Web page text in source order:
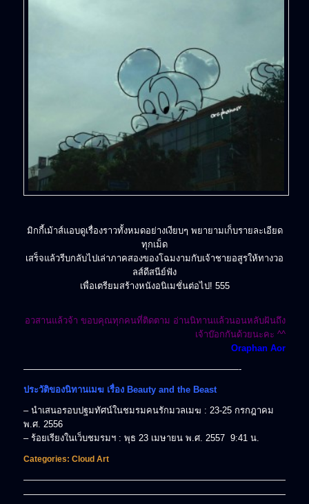
มิกกี้เม้าส์แอบดูเรื่องราวทั้งหมดอย่างเงียบๆ พยายามเก็บรายละเอียด
ทุกเม็ด
เสร็จแล้วรีบกลับไปเล่าภาคสองของโฉมงามกับเจ้าชายอสูรให้ทางวอ
ลส์ดีสนีย์ฟัง
เพื่อเตรียมสร้างหนังอนิเมชั่นต่อไป! 555
อวสานแล้วจ้า ขอบคุณทุกคนที่ติดตาม อ่านนิทานแล้วนอนหลับฝันถึง
เจ้าบ๊อกกันด้วยนะคะ ^^
Oraphan Aor
————————————————————————-
ประวัติของนิทานเมฆ เรื่อง Beauty and the Beast
– นำเสนอรอบปฐมทัศน์ในชมรมคนรักมวลเมฆ : 23-25 กรกฎาคม
พ.ศ. 2556
– ร้อยเรียงในเว็บชมรมฯ : พุธ 23 เมษายน พ.ศ. 2557 9:41 น.
Categories: Cloud Art